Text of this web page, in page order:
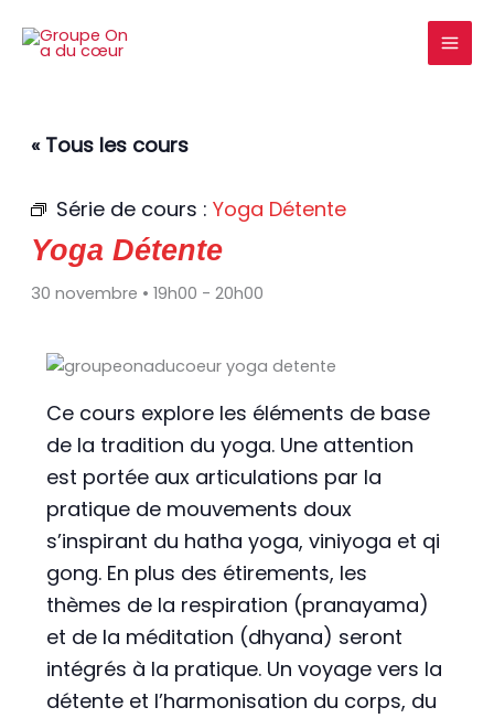
« Tous les cours
Série de cours : Yoga Détente
Yoga Détente
30 novembre • 19h00 - 20h00
Ce cours explore les éléments de base
de la tradition du yoga. Une attention
est portée aux articulations par la
pratique de mouvements doux
s’inspirant du hatha yoga, viniyoga et qi
gong. En plus des étirements, les
thèmes de la respiration (pranayama)
et de la méditation (dhyana) seront
intégrés à la pratique. Un voyage vers la
détente et l’harmonisation du corps, du